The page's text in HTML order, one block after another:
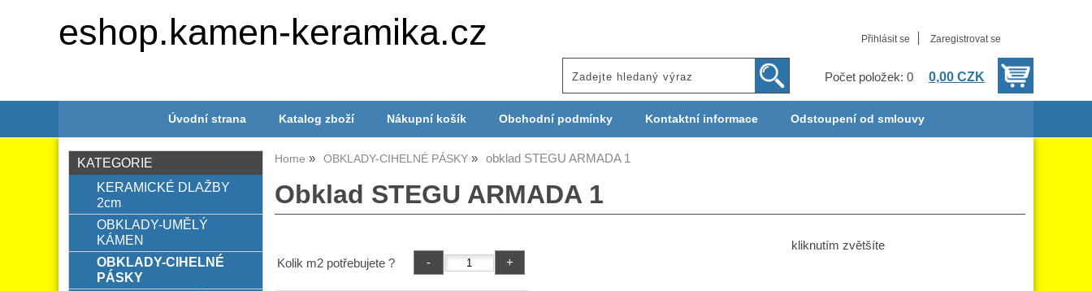
Přihlásit se Zaregistrovat se
Počet položek: 0 0,00 CZK
eshop.kamen-keramika.cz
Úvodní strana Katalog zboží Nákupní košík Obchodní podmínky Kontaktní informace Odstoupení od smlouvy
Home OBKLADY-CIHELNÉ PÁSKY obklad STEGU ARMADA 1
Obklad STEGU ARMADA 1
kliknutím zvětšíte
Kolik m2 potřebujete ?
KATEGORIE
KERAMICKÉ DLAŽBY
2cm
OBKLADY-UMĚLÝ
KÁMEN
OBKLADY-CIHELNÉ
PÁSKY